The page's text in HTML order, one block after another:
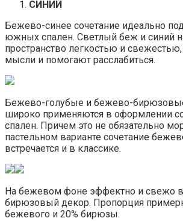
СИНИЙ
Бежево-синее сочетание идеально
южных спален. Светлый беж и синий
пространство легкостью и
мысли и помогают расслабиться.
Бежево-голубые и бежево-
широко применяются в оформлении
спален. Причем это не обязательно
пастельном варианте сочетание
встречается и в классике.
На бежевом фоне эффектно и свежо
бирюзовый декор. Пропорция
бежевого и 20% бирюзы.